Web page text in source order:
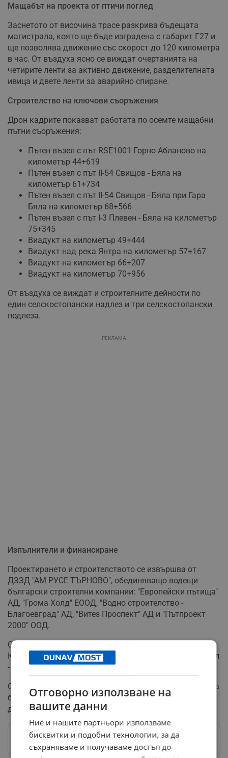
Мащабът на проекта от птичи поглед
Заснетото от височина трасе разкрива бъдещата
магистрала, която ще бъде изградена с габарит Г27 и
ще позволява движение със скорост до 120 километра
в час. От въздуха ясно се виждат очертанията на
четирите ленти за активно движение, разделителната
ивица и двете ленти за аварийно спиране.
Строителство на ключови съоръжения
Дрон кадрите показват работата по осемте мащабни
пътни съоръжения:
Пътен възел с път RSE1001 Горно Абланово на
километър 44+619
Пътен възел с път II-54 Свищов - Бяла на
километър 61+734
Пътен възел с път II-54 Свищов - Бяла при Гара
Бяла на километър 68+566
Пътен възел с път I-3 Плевен - Бяла на километър
75+345
Виадукт на километър 49+444
Виадукт над река Янтра на километър 57+167
Виадукт на километър 66+207
Виадукт на километър 70+956
От въздуха се виждат и строителните дейности по
един селскостопански надлез и три селскостопански
подлеза.
РЕКЛАМА
Изпълнители и финансиране
Проектирането и строителството се извършва от
ДЗЗД "АМ РУСЕ ТЪРНОВО", обединяващо водещи
български строителни компании: "Европейски пътища"
АД, "Грома Холд" ЕООД, "Водно строителство -
Благоевград" АД, "Витез Проспект" АД и "Пътпроект
2000" ООД.
Строителният надзор е поверен на ДЗЗД "ЛИДЕР
КОНСУЛТ", включващо "Трафик Холдинг" ЕООД, "Строл
- 1000" АД, "ЕН АР Консулт" ЕООД и "Де Ни Ди" ЕООД.
Стойността на проекта възлиза на 660 425 563.84 лева
без ДДС, а срокът за изпълнение е 1810 календарни
дни.
Следвай ни в Google News→
Отговорно използване на
вашите данни
Ние и нашите партньори използваме
бисквитки и подобни технологии, за да
съхраняваме и получаваме достъп до